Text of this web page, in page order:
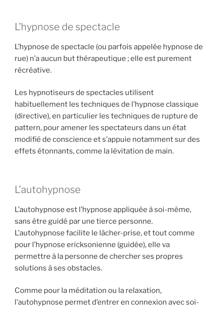
L’hypnose de spectacle
L’hypnose de spectacle (ou parfois appelée hypnose de
rue) n’a aucun but thérapeutique ; elle est purement
récréative.
Les hypnotiseurs de spectacles utilisent
habituellement les techniques de l’hypnose classique
(directive), en particulier les techniques de rupture de
pattern, pour amener les spectateurs dans un état
modifié de conscience et s’appuie notamment sur des
effets étonnants, comme la lévitation de main.
L’autohypnose
L’autohypnose est l’hypnose appliquée à soi-même,
sans être guidé par une tierce personne.
L’autohypnose facilite le lâcher-prise, et tout comme
pour l’hypnose ericksonienne (guidée), elle va
permettre à la personne de chercher ses propres
solutions à ses obstacles.
Comme pour la méditation ou la relaxation,
l’autohypnose permet d’entrer en connexion avec soi-